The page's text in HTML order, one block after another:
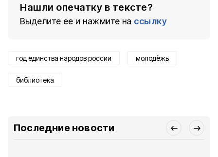
Нашли опечатку в тексте?
Выделите ее и нажмите на ссылку
год единства народов россии молодёжь
библиотека
Последние новости